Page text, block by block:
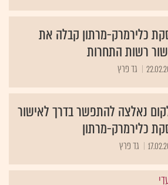
כלירמרק-מרתון קבלה את
רשות התחרות
גד פרץ
נאלצה להתפשר בדרך לאישור
כלירמרק-מרתון
גד פרץ